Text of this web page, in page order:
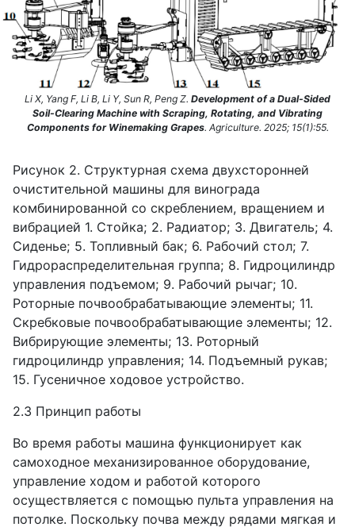
Li X, Yang F, Li B, Li Y, Sun R, Peng Z. Development of a Dual-Sided
Soil-Clearing Machine with Scraping, Rotating, and Vibrating
Components for Winemaking Grapes. Agriculture. 2025; 15(1):55.
Рисунок 2. Структурная схема двухсторонней
очистительной машины для винограда
комбинированной со скреблением, вращением и
вибрацией 1. Стойка; 2. Радиатор; 3. Двигатель; 4.
Сиденье; 5. Топливный бак; 6. Рабочий стол; 7.
Гидрораспределительная группа; 8. Гидроцилиндр
управления подъемом; 9. Рабочий рычаг; 10.
Роторные почвообрабатывающие элементы; 11.
Скребковые почвообрабатывающие элементы; 12.
Вибрирующие элементы; 13. Роторный
гидроцилиндр управления; 14. Подъемный рукав;
15. Гусеничное ходовое устройство.
2.3 Принцип работы
Во время работы машина функционирует как
самоходное механизированное оборудование,
управление ходом и работой которого
осуществляется с помощью пульта управления на
потолке. Поскольку почва между рядами мягкая и